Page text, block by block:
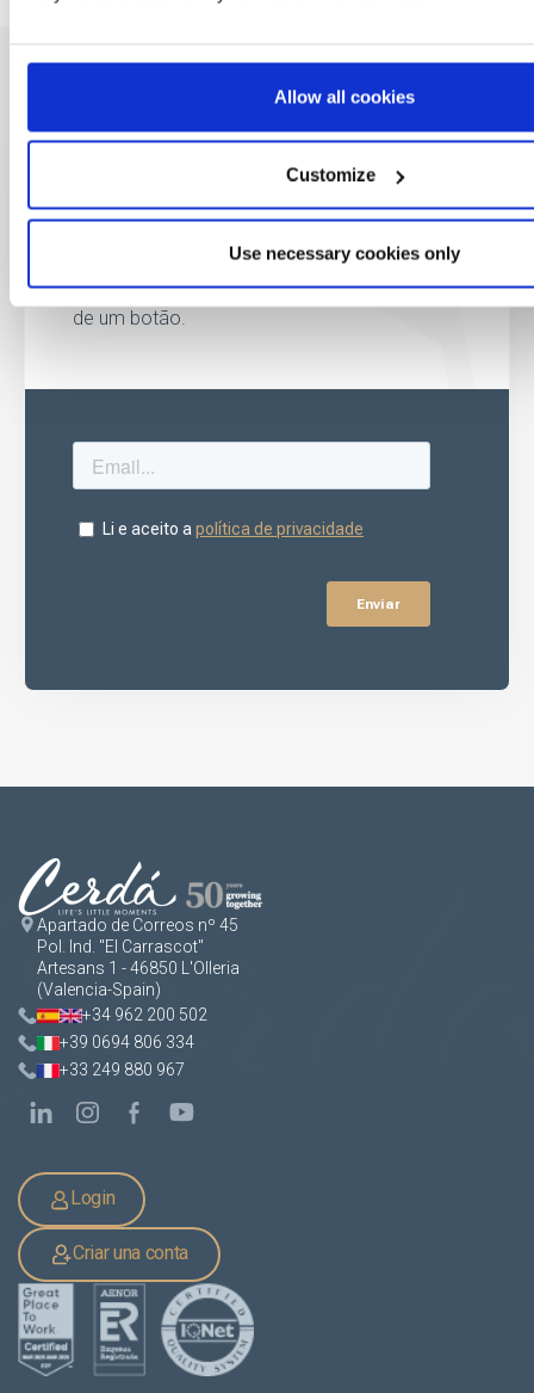
Allow all cookies
Customize
Use necessary cookies only
Seja o primeiro a
saber
mundo do licenciamento, tudo com um clique
de um botão.
Apartado de Correos nº 45
Pol. Ind. "El Carrascot"
Artesans 1 - 46850 L'Olleria
(Valencia-Spain)
+34 962 200 502
+39 0694 806 334
+33 249 880 967
Login
Criar una conta